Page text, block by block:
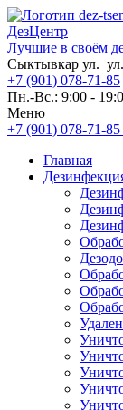
ДезЦентр
Лучшие в своём
Сыктывкар ул.
+7 (901) 078-71-85
Пн.-Вс.: 9:00 -
Меню
+7 (901) 078-71-85
Главная